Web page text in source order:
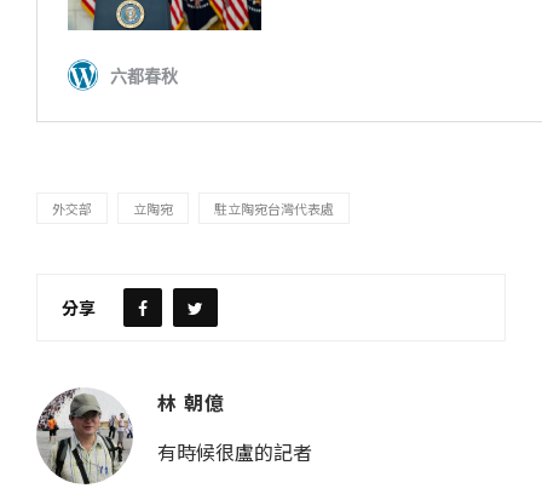
外交部 立陶宛 駐立陶宛台灣代表處
分享
林 朝億
有時候很盧的記者